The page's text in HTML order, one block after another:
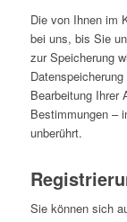
Die von Ihnen im
bei uns, bis Sie
zur Speicherung
Bearbeitung Ihrer
Bestimmungen –
unberührt.
Sie können sich